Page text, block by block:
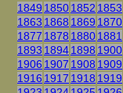
1849 18501852 1853
1863 1868 1869 1870
1877 1878 18801881
1893 18941898 1900
1906 1907 1908 1909
1916 1917 1918 1919